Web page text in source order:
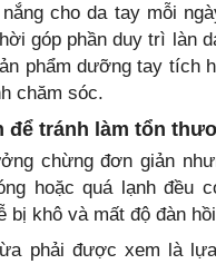
cho da tay mỗi
góp phần duy trì làn
phẩm dưỡng tay tích
chăm sóc.
để tránh làm tổn
chừng đơn giản
hoặc quá lạnh đều
bị khô và mất độ đàn
phải được xem là